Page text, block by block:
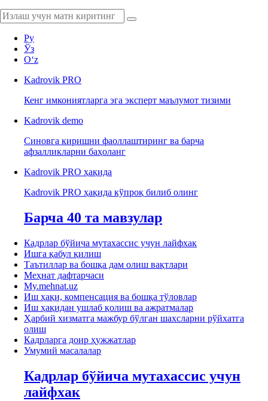
Ру
Ўз
Oʻz
Kadrovik PRO
Кенг имкониятларга эга эксперт маълумот тизими
Kadrovik demo
Синовга киришни фаоллаштиринг ва барча
афзалликларни баҳоланг
Kadrovik PRO ҳақида
Kadrovik PRO ҳақида кўпроқ билиб олинг
Барча 40 та мавзулар
Кадрлар бўйича мутахассис учун лайфхак
Ишга қабул қилиш
Таътиллар ва бошқа дам олиш вақтлари
Меҳнат дафтарчаси
My.mehnat.uz
Иш ҳақи, компенсация ва бошқа тўловлар
Иш ҳақидан ушлаб қолиш ва ажратмалар
Ҳарбий хизматга мажбур бўлган шахсларни рўйхатга
олиш
Кадрларга доир ҳужжатлар
Умумий масалалар
Кадрлар бўйича мутахассис учун
лайфхак